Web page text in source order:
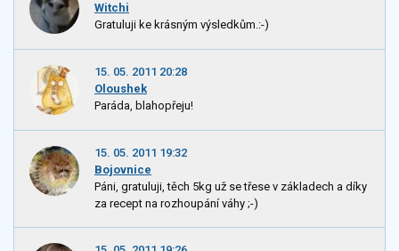
Witchi
Gratuluji ke krásným výsledkům.:-)
15. 05. 2011 20:28
Oloushek
Paráda, blahopřeju!
15. 05. 2011 19:32
Bojovnice
Páni, gratuluji, těch 5kg už se třese v základech a díky
za recept na rozhoupání váhy ;-)